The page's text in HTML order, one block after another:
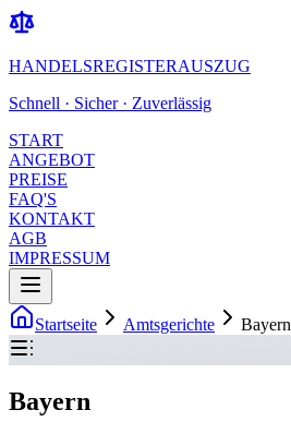
HANDELSREGISTERAUSZUG
Schnell · Sicher · Zuverlässig
START
ANGEBOT
PREISE
FAQ'S
KONTAKT
AGB
IMPRESSUM
Startseite Amtsgerichte Bayern
Bayern